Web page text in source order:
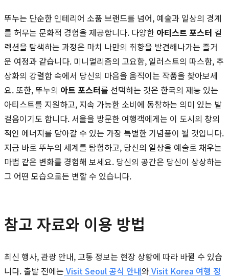
뚜누는 단순한 인테리어 소품 브랜드를 넘어, 예술과 일상의 경계
를 허무는 문화적 경험을 제공합니다. 다양한 아티스트 포스터 컬
렉션을 탐색하는 과정은 마치 나만의 취향을 발견해나가는 즐거
운 여정과 같습니다. 미니멀리즘의 고요함, 일러스트의 따스함, 추
상화의 강렬함 속에서 당신의 마음을 움직이는 작품을 찾아보세
요. 또한, 뚜누의 아트 포스터를 선택하는 것은 한국의 재능 있는
아티스트를 지원하고, 지속 가능한 소비에 동참하는 의미 있는 발
걸음이기도 합니다. 서울을 방문한 여행객에게는 이 도시의 창의
적인 에너지를 담아갈 수 있는 가장 특별한 기념품이 될 것입니다.
지금 바로 뚜누의 세계를 탐험하고, 당신의 일상을 예술로 채우는
마법 같은 변화를 경험해 보세요. 당신의 공간은 당신이 상상하는
그 어떤 모습으로든 변할 수 있습니다.
참고 자료와 이용 방법
최신 행사, 관광 안내, 교통 정보는 현장 상황에 따라 바뀔 수 있습
니다. 출발 전에는 Visit Seoul 공식 안내와 Visit Korea 여행 정